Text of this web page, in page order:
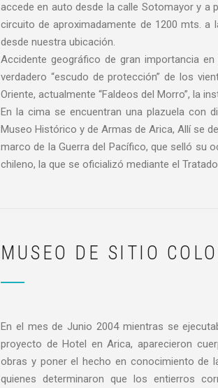
accede en auto desde la calle Sotomayor y a
circuito de aproximadamente de 1200 mts. a
desde nuestra ubicación.
Accidente geográfico de gran importancia
verdadero “escudo de protección” de los
Oriente, actualmente “Faldeos del Morro”, la
En la cima se encuentran una plazuela con
Museo Histórico y de Armas de Arica, Allí se
marco de la Guerra del Pacífico, que selló su
chileno, la que se oficializó mediante el
MUSEO DE SITIO
En el mes de Junio 2004 mientras se
proyecto de Hotel en Arica, aparecieron
obras y poner el hecho en conocimiento de
quienes determinaron que los entierros